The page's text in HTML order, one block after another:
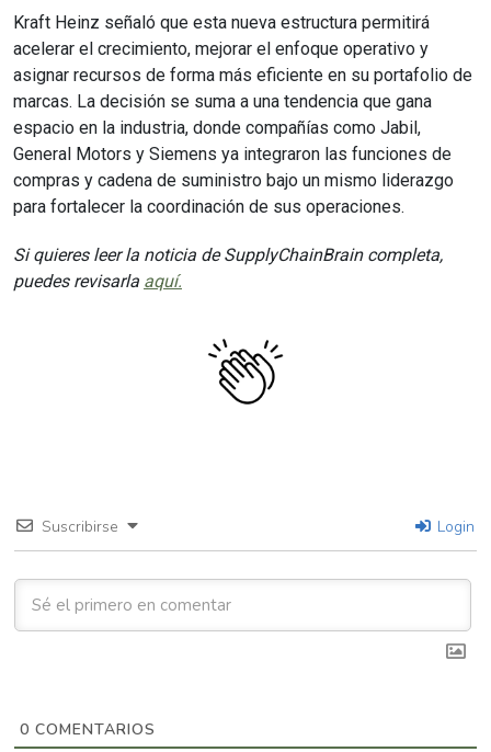
Kraft Heinz señaló que esta nueva estructura permitirá
acelerar el crecimiento, mejorar el enfoque operativo y
asignar recursos de forma más eficiente en su portafolio de
marcas. La decisión se suma a una tendencia que gana
espacio en la industria, donde compañías como Jabil,
General Motors y Siemens ya integraron las funciones de
compras y cadena de suministro bajo un mismo liderazgo
para fortalecer la coordinación de sus operaciones.
Si quieres leer la noticia de SupplyChainBrain completa,
puedes revisarla aquí.
Suscribirse Login
0 COMENTARIOS